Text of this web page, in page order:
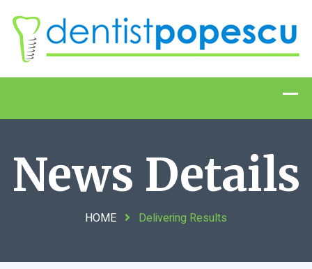
News Details
HOME Delivering Results